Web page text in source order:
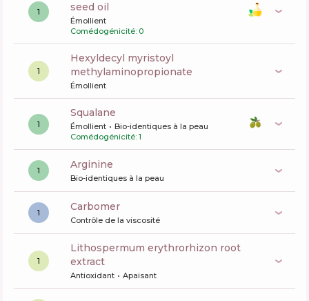
1
seed oil
Émollient
Comédogénicité: 0
1
hexyldecyl myristoyl
methylaminopropionate
Émollient
1
squalane
Émollient
Bio-identiques à la peau
Comédogénicité: 1
1 arginine
Bio-identiques à la peau
1 carbomer
Contrôle de la viscosité
1
lithospermum erythrorhizon root
extract
Antioxidant Apaisant